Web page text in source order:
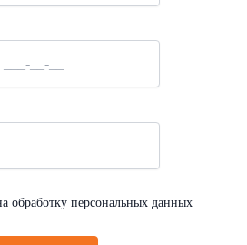
обработку персональных данных